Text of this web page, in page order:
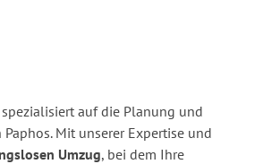
auf die Planung und
Mit unserer Expertise und
Umzug, bei dem Ihre